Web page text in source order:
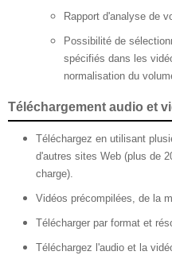
Rapport d'analyse de
Possibilité de
spécifiés dans les
normalisation du
Téléchargement audio et
Téléchargez en utilisant
d'autres sites Web (plus de
charge).
Vidéos précompilées, de la
Télécharger par format et
Téléchargez l'audio et la